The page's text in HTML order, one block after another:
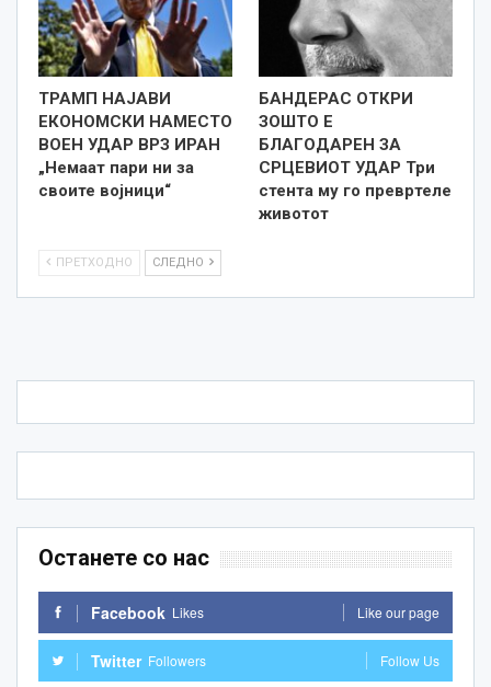
ТРАМП НАЈАВИ
ЕКОНОМСКИ НАМЕСТО
ВОЕН УДАР ВРЗ ИРАН
„Немаат пари ни за
своите војници“
БАНДЕРАС ОТКРИ
ЗОШТО Е
БЛАГОДАРЕН ЗА
СРЦЕВИОТ УДАР Три
стента му го превртеле
животот
ПРЕТХОДНО СЛЕДНО
Останете со нас
Facebook Likes Like our page
Twitter Followers Follow Us